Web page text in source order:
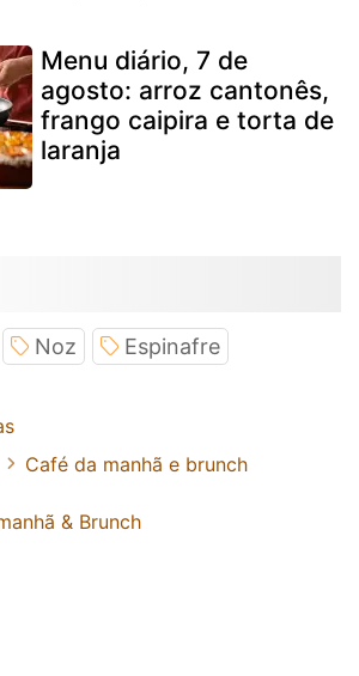
Menu diário, 7 de
agosto: arroz cantonês,
frango caipira e torta de
laranja
Noz Espinafre
Café da manhã e brunch
& Brunch